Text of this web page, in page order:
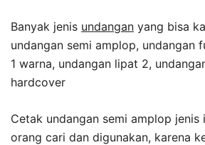
Banyak jenis undangan yang bisa
undangan semi amplop, undangan
1 warna, undangan lipat 2,
hardcover
Cetak undangan semi amplop jenis
orang cari dan digunakan, karena